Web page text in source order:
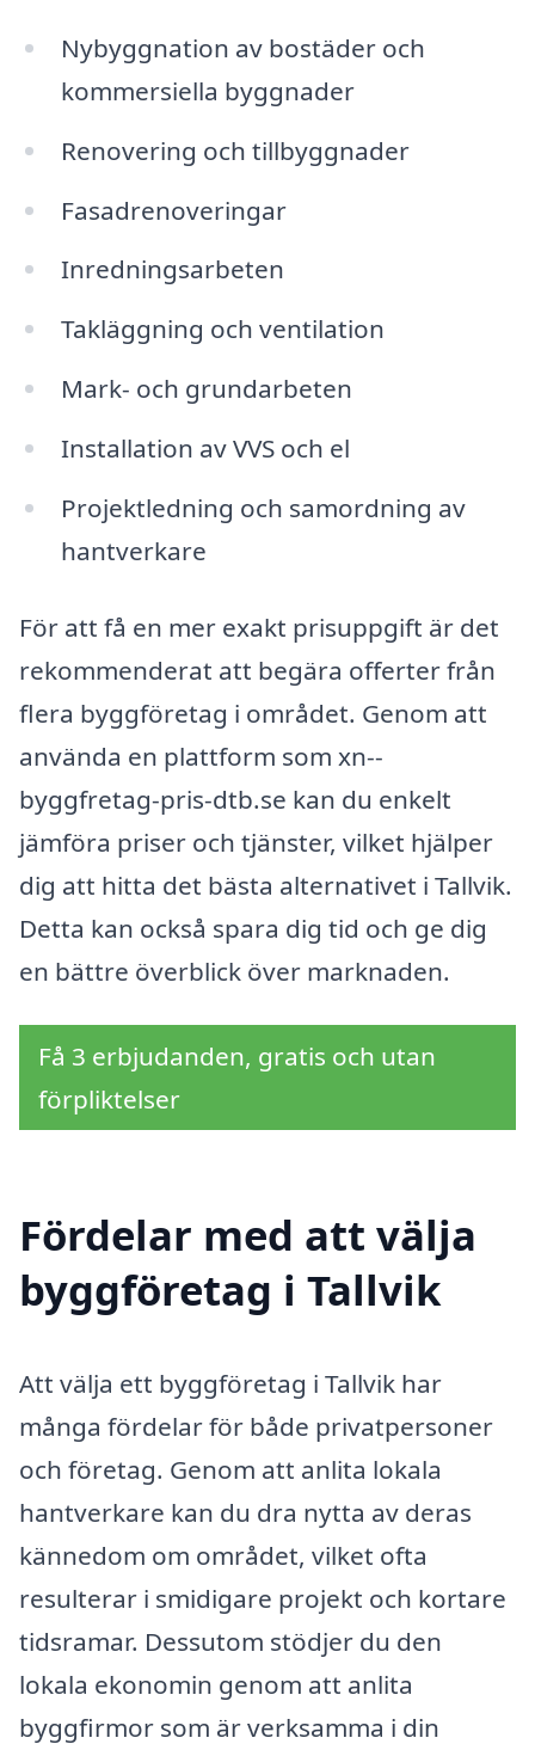
Nybyggnation av bostäder och
kommersiella byggnader
Renovering och tillbyggnader
Fasadrenoveringar
Inredningsarbeten
Takläggning och ventilation
Mark- och grundarbeten
Installation av VVS och el
Projektledning och samordning av
hantverkare
För att få en mer exakt prisuppgift är det
rekommenderat att begära offerter från
flera byggföretag i området. Genom att
använda en plattform som xn--
byggfretag-pris-dtb.se kan du enkelt
jämföra priser och tjänster, vilket hjälper
dig att hitta det bästa alternativet i Tallvik.
Detta kan också spara dig tid och ge dig
en bättre överblick över marknaden.
Få 3 erbjudanden, gratis och utan
förpliktelser
Fördelar med att välja
byggföretag i Tallvik
Att välja ett byggföretag i Tallvik har
många fördelar för både privatpersoner
och företag. Genom att anlita lokala
hantverkare kan du dra nytta av deras
kännedom om området, vilket ofta
resulterar i smidigare projekt och kortare
tidsramar. Dessutom stödjer du den
lokala ekonomin genom att anlita
byggfirmor som är verksamma i din